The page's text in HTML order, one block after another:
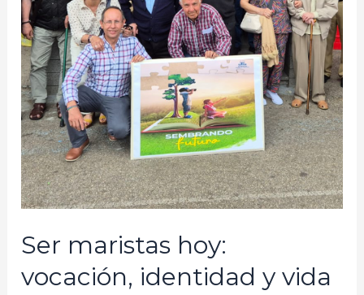
Ser maristas hoy:
vocación, identidad y vida